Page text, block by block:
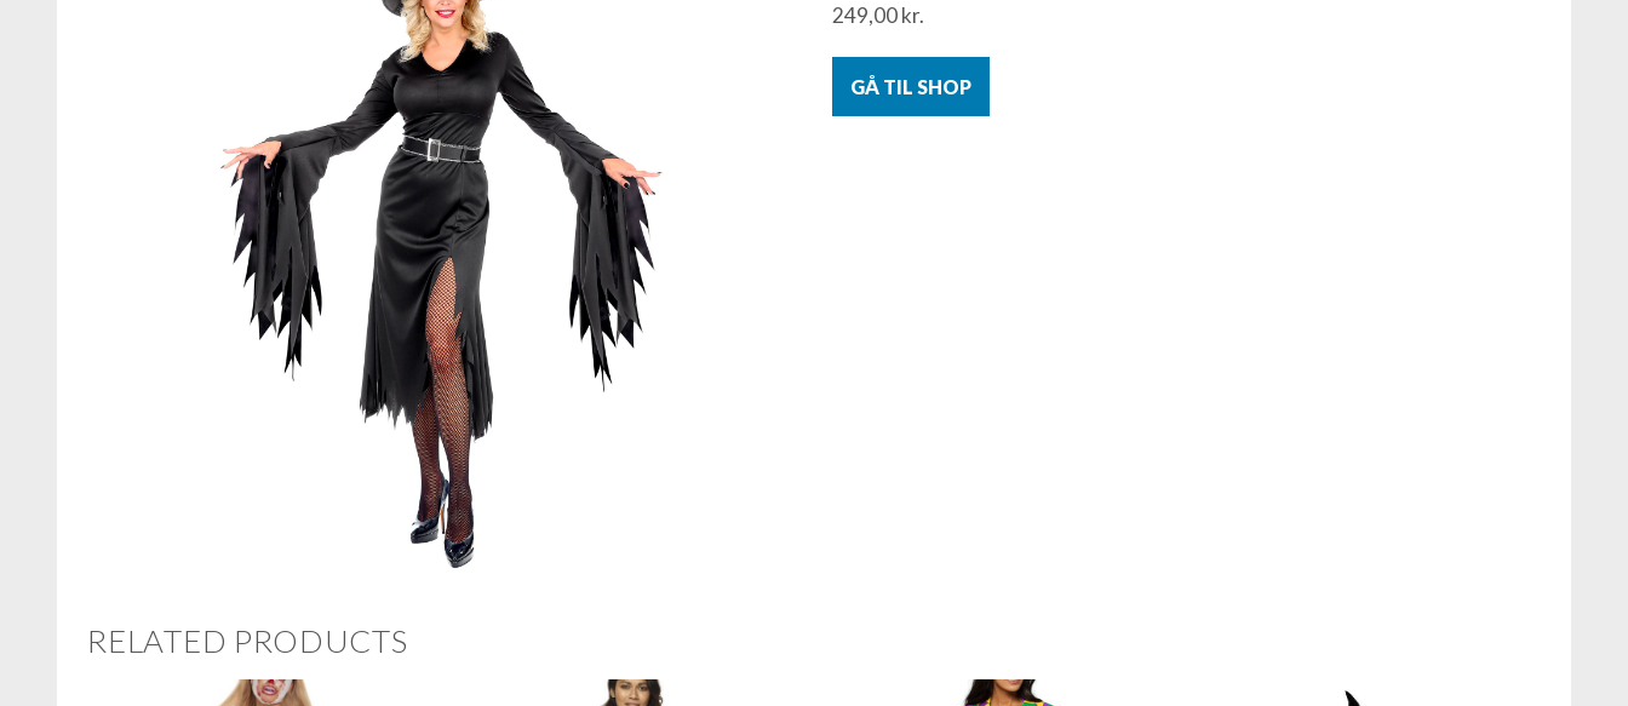
249,00kr.
GÅ TIL SHOP
RELATED PRODUCTS